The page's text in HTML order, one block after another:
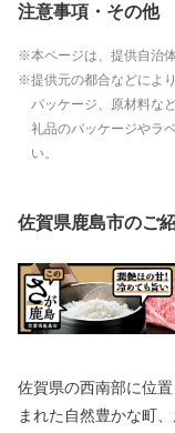
注意事項・その他
本ページは、提供自治
提供元の都合などによ
パッケージ、原材料な
礼品のパッケージやラ
い。
佐賀県鹿島市のご
佐賀県の西南部に位
まれた自然豊かな町